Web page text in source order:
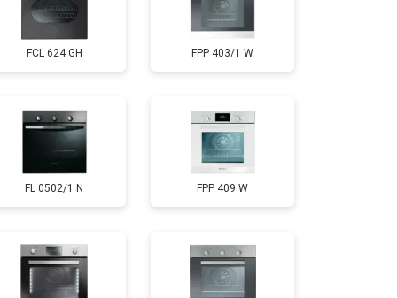
4500 ₽ Заказать
FCL 624 GH FPP 403/1 W
FL 0502/1 N FPP 409 W